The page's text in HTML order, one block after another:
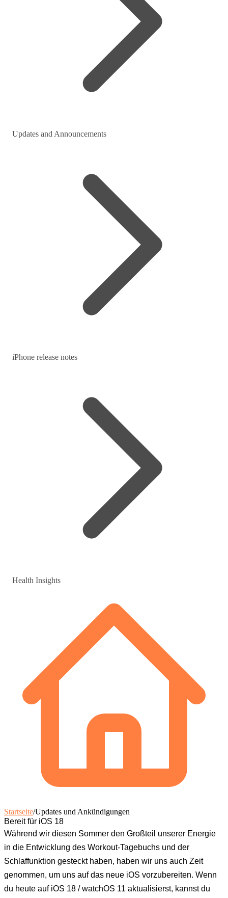
Updates and Announcements
iPhone release notes
Health Insights
Startseite/Updates und Ankündigungen
Bereit für iOS 18
Während wir diesen Sommer den Großteil unserer Energie
in die Entwicklung des Workout-Tagebuchs und der
Schlaffunktion gesteckt haben, haben wir uns auch Zeit
genommen, um uns auf das neue iOS vorzubereiten. Wenn
du heute auf iOS 18 / watchOS 11 aktualisierst, kannst du